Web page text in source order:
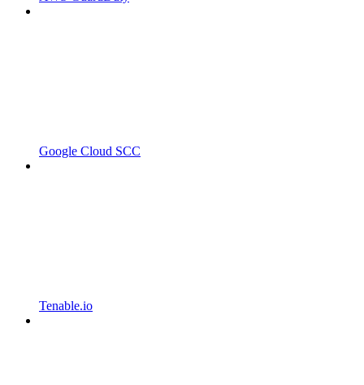
Google Cloud SCC
Tenable.io